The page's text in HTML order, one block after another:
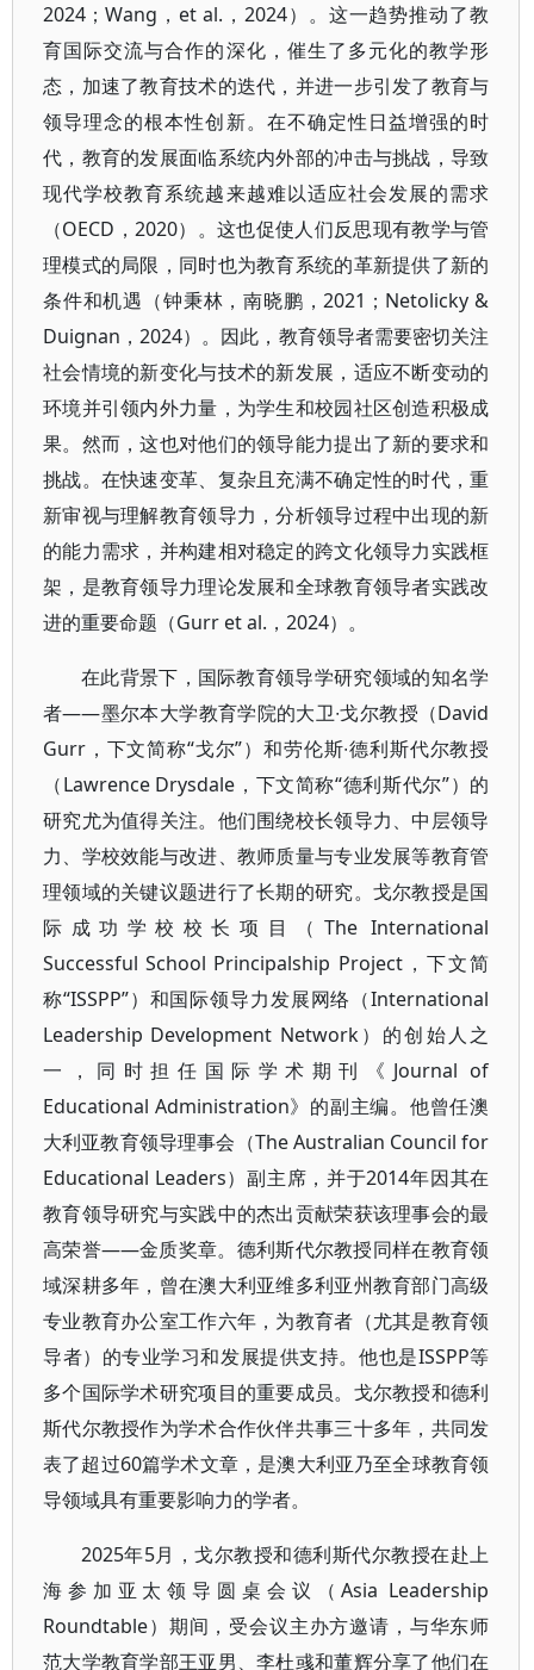
2024；Wang，et al.，2024）。这一趋势推动了教
育国际交流与合作的深化，催生了多元化的教学形
态，加速了教育技术的迭代，并进一步引发了教育与
领导理念的根本性创新。在不确定性日益增强的时
代，教育的发展面临系统内外部的冲击与挑战，导致
现代学校教育系统越来越难以适应社会发展的需求
（OECD，2020）。这也促使人们反思现有教学与管
理模式的局限，同时也为教育系统的革新提供了新的
条件和机遇（钟秉林，南晓鹏，2021；Netolicky &
Duignan，2024）。因此，教育领导者需要密切关注
社会情境的新变化与技术的新发展，适应不断变动的
环境并引领内外力量，为学生和校园社区创造积极成
果。然而，这也对他们的领导能力提出了新的要求和
挑战。在快速变革、复杂且充满不确定性的时代，重
新审视与理解教育领导力，分析领导过程中出现的新
的能力需求，并构建相对稳定的跨文化领导力实践框
架，是教育领导力理论发展和全球教育领导者实践改
进的重要命题（Gurr et al.，2024）。
在此背景下，国际教育领导学研究领域的知名学
者——墨尔本大学教育学院的大卫∙戈尔教授（David
Gurr，下文简称“戈尔”）和劳伦斯∙德利斯代尔教授
（Lawrence Drysdale，下文简称“德利斯代尔”）的
研究尤为值得关注。他们围绕校长领导力、中层领导
力、学校效能与改进、教师质量与专业发展等教育管
理领域的关键议题进行了长期的研究。戈尔教授是国
际成功学校校长项目（The International
Successful School Principalship Project，下文简
称“ISSPP”）和国际领导力发展网络（International
Leadership Development Network）的创始人之
一，同时担任国际学术期刊《Journal of
Educational Administration》的副主编。他曾任澳
大利亚教育领导理事会（The Australian Council for
Educational Leaders）副主席，并于2014年因其在
教育领导研究与实践中的杰出贡献荣获该理事会的最
高荣誉——金质奖章。德利斯代尔教授同样在教育领
域深耕多年，曾在澳大利亚维多利亚州教育部门高级
专业教育办公室工作六年，为教育者（尤其是教育领
导者）的专业学习和发展提供支持。他也是ISSPP等
多个国际学术研究项目的重要成员。戈尔教授和德利
斯代尔教授作为学术合作伙伴共事三十多年，共同发
表了超过60篇学术文章，是澳大利亚乃至全球教育领
导领域具有重要影响力的学者。
2025年5月，戈尔教授和德利斯代尔教授在赴上
海参加亚太领导圆桌会议（Asia Leadership
Roundtable）期间，受会议主办方邀请，与华东师
范大学教育学部王亚男、李杜彧和董辉分享了他们在